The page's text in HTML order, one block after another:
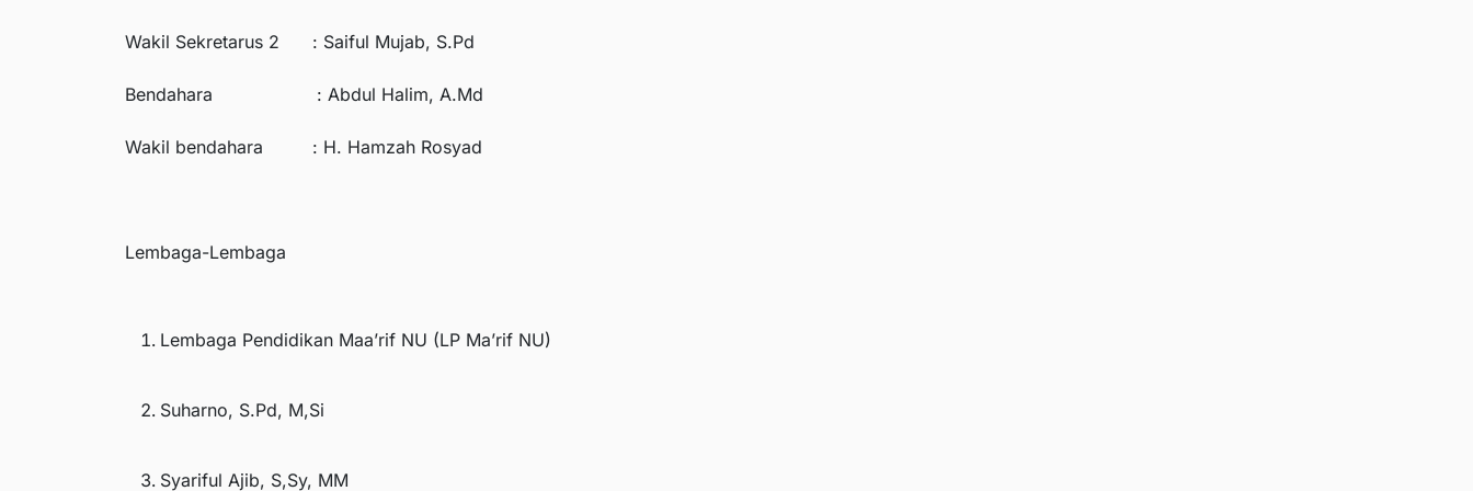
Wakil Sekretarus 2 : Saiful Mujab, S.Pd
Bendahara : Abdul Halim, A.Md
Wakil bendahara : H. Hamzah Rosyad
Lembaga-Lembaga
Lembaga Pendidikan Maa’rif NU (LP Ma’rif NU)
Suharno, S.Pd, M,Si
Syariful Ajib, S,Sy, MM